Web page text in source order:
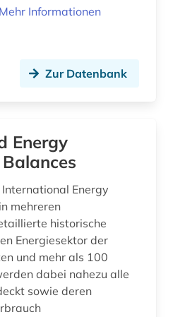
Mehr Informationen
Zur Datenbank
Energy
Energy
mehreren
historische
Energiesektor der
und mehr als 100
dabei nahezu alle
sowie deren